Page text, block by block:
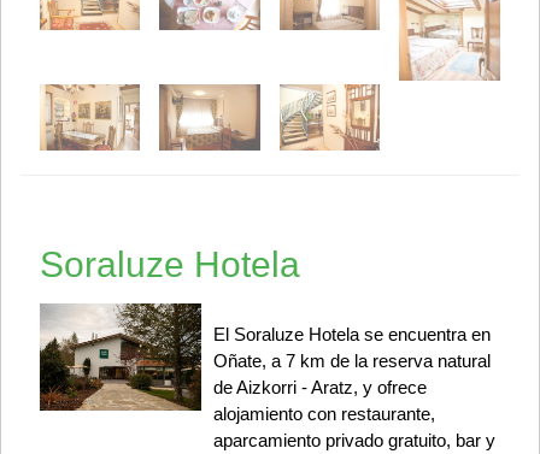
Soraluze Hotela
El Soraluze Hotela se encuentra en
Oñate, a 7 km de la reserva natural
de Aizkorri - Aratz, y ofrece
alojamiento con restaurante,
aparcamiento privado gratuito, bar y